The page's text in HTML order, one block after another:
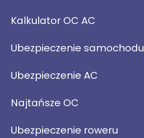
Kalkulator OC AC
Ubezpieczenie samochodu
Ubezpieczenie AC
Najtańsze OC
Ubezpieczenie roweru